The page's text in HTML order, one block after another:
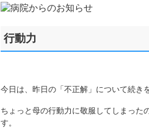
行動力
今日は、昨日の「不正解」について続き
ちょっと母の行動力に敬服してしまった
す。